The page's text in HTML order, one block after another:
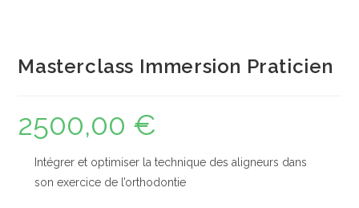
Masterclass Immersion Praticien
2500,00 €
Intégrer et optimiser la technique des aligneurs dans
son exercice de l’orthodontie